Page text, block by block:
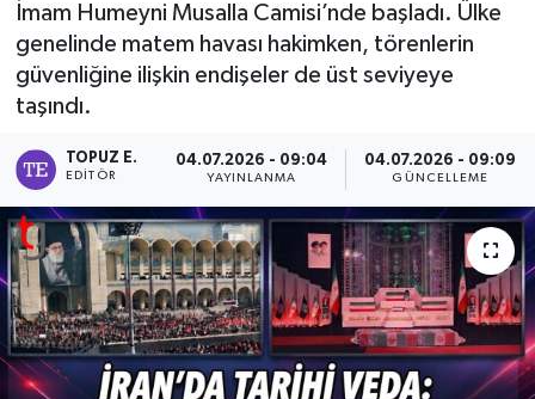
İmam Humeyni Musalla Camisi’nde başladı. Ülke
genelinde matem havası hakimken, törenlerin
güvenliğine ilişkin endişeler de üst seviyeye
taşındı.
TOPUZ E.
EDITÖR
04.07.2026 - 09:04
YAYINLANMA
04.07.2026 - 09:09
GÜNCELLEME